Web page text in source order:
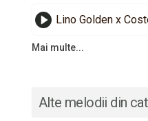
Lino Golden x
Mai multe...
Alte melodii din